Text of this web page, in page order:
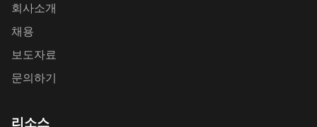
회사소개
채용
보도자료
문의하기
리소스